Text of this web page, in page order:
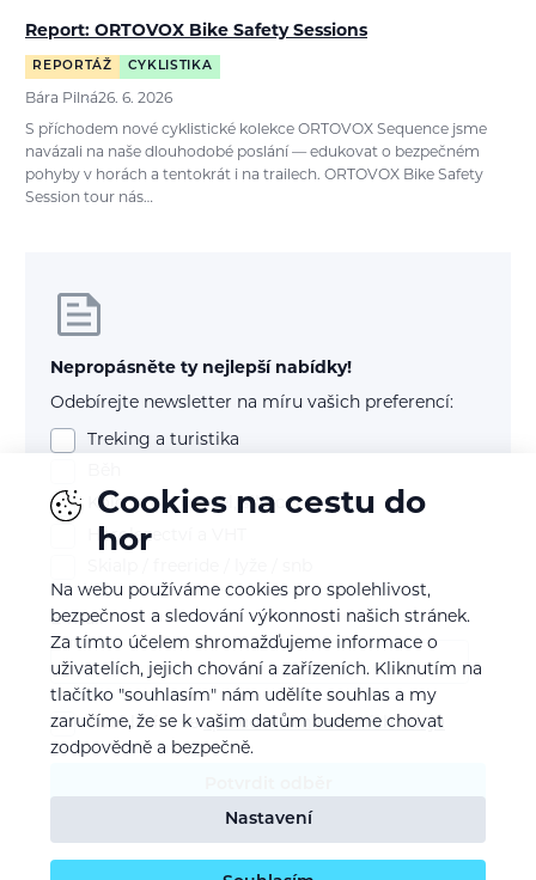
Report: ORTOVOX Bike Safety Sessions
REPORTÁŽ CYKLISTIKA
Bára Pilná26. 6. 2026
S příchodem nové cyklistické kolekce ORTOVOX Sequence jsme
navázali na naše dlouhodobé poslání — edukovat o bezpečném
pohyby v horách a tentokrát i na trailech. ORTOVOX Bike Safety
Session tour nás…
Nepropásněte ty nejlepší nabídky!
Odebírejte newsletter na míru vašich preferencí:
Treking a turistika
Kolo (mtb, gravel, silnice)
Horolezectví a VHT
E-mail
Souhlasím sezpracováním osobních údajů
Cookies na cestu do
hor
Na webu používáme cookies pro spolehlivost,
bezpečnost a sledování výkonnosti našich stránek.
Za tímto účelem shromažďujeme informace o
uživatelích, jejich chování a zařízeních. Kliknutím na
tlačítko "souhlasím" nám udělíte souhlas a my
zaručíme, že se k vašim datům budeme chovat
zodpovědně a bezpečně.
Nastavení